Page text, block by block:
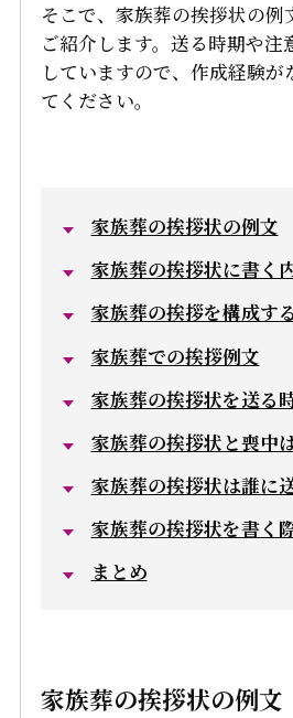
そこで、家族葬の挨拶状の例
ご紹介します。送る時期や注
していますので、作成経験
てください。
家族葬の挨拶状の例文
家族葬の挨拶状に書く
家族葬の挨拶を構成す
家族葬での挨拶例文
家族葬の挨拶状を送る
家族葬の挨拶状と喪中
家族葬の挨拶状は誰に
家族葬の挨拶状を書く
まとめ
家族葬の挨拶状の例文